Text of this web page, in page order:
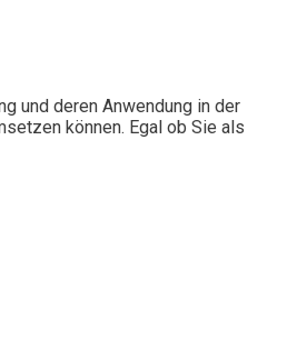
und deren Anwendung in der
können. Egal ob Sie als